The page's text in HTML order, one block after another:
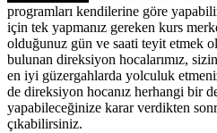
programları kendilerine göre
için tek yapmanız gereken kurs
olduğunuz gün ve saati teyit etmek
bulunan direksiyon hocalarımız,
en iyi güzergahlarda yolculuk
de direksiyon hocanız herhangi bir
yapabileceğinize karar verdikten
çıkabilirsiniz.